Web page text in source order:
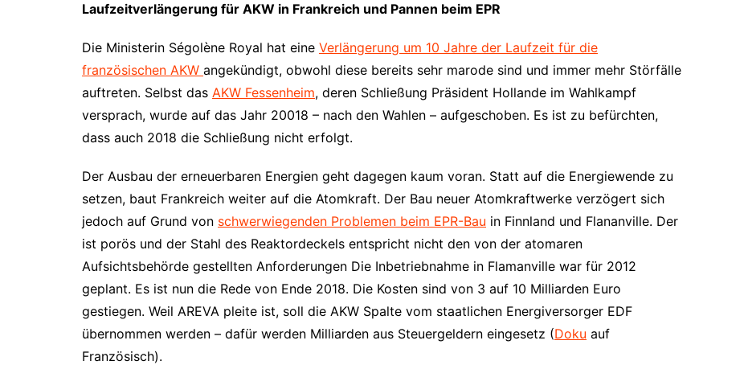
Laufzeitverlängerung für AKW in Frankreich und Pannen beim EPR
Die Ministerin Ségolène Royal hat eine Verlängerung um 10 Jahre der Laufzeit für die
französischen AKW angekündigt, obwohl diese bereits sehr marode sind und immer mehr Störfälle
auftreten. Selbst das AKW Fessenheim, deren Schließung Präsident Hollande im Wahlkampf
versprach, wurde auf das Jahr 20018 – nach den Wahlen – aufgeschoben. Es ist zu befürchten,
dass auch 2018 die Schließung nicht erfolgt.
Der Ausbau der erneuerbaren Energien geht dagegen kaum voran. Statt auf die Energiewende zu
setzen, baut Frankreich weiter auf die Atomkraft. Der Bau neuer Atomkraftwerke verzögert sich
jedoch auf Grund von schwerwiegenden Problemen beim EPR-Bau in Finnland und Flananville. Der
ist porös und der Stahl des Reaktordeckels entspricht nicht den von der atomaren
Aufsichtsbehörde gestellten Anforderungen Die Inbetriebnahme in Flamanville war für 2012
geplant. Es ist nun die Rede von Ende 2018. Die Kosten sind von 3 auf 10 Milliarden Euro
gestiegen. Weil AREVA pleite ist, soll die AKW Spalte vom staatlichen Energiversorger EDF
übernommen werden – dafür werden Milliarden aus Steuergeldern eingesetz (Doku auf
Französisch).